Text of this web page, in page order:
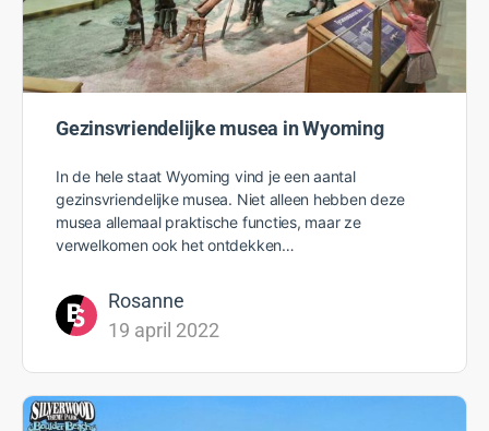
Gezinsvriendelijke musea in Wyoming
In de hele staat Wyoming vind je een aantal
gezinsvriendelijke musea. Niet alleen hebben deze
musea allemaal praktische functies, maar ze
verwelkomen ook het ontdekken…
Rosanne
19 april 2022